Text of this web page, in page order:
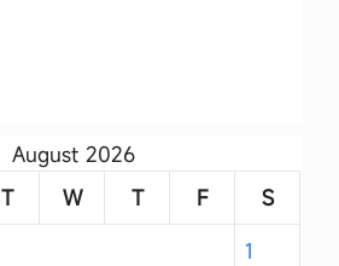
August 2026
T W T F
S
1